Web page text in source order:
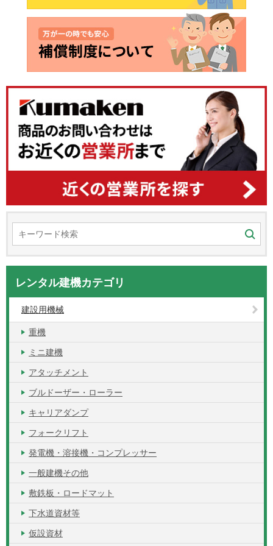
レンタル建機カテゴリ
建設用機械
重機
ミニ建機
アタッチメント
ブルドーザー・ローラー
キャリアダンプ
フォークリフト
発電機・溶接機・コンプレッサー
一般建機その他
敷鉄板・ロードマット
下水道資材等
仮設資材